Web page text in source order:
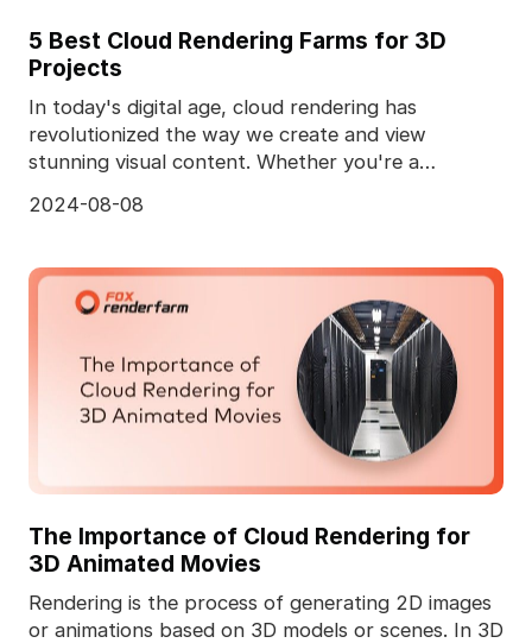
5 Best Cloud Rendering Farms for 3D
Projects
In today's digital age, cloud rendering has
revolutionized the way we create and view
stunning visual content. Whether you're a
2024-08-08
The Importance of Cloud Rendering for
3D Animated Movies
Rendering is the process of generating 2D images
or animations based on 3D models or scenes. In 3D